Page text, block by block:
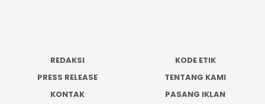
REDAKSI
KODE ETIK
PRESS RELEASE
TENTANG KAMI
KONTAK
PASANG IKLAN